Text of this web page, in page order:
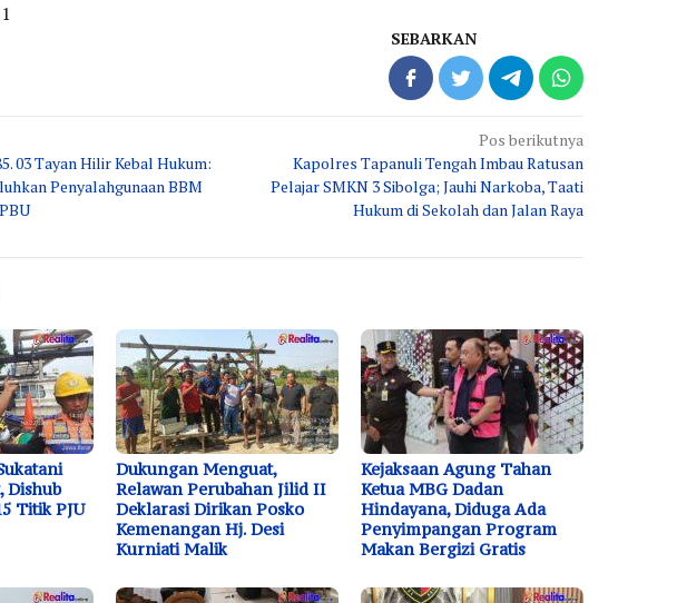
SEBARKAN
03 Tayan Hilir Kebal Hukum:
Penyalahgunaan BBM
Pos berikutnya
Kapolres Tapanuli Tengah Imbau Ratusan
Pelajar SMKN 3 Sibolga; Jauhi Narkoba, Taati
Hukum di Sekolah dan Jalan Raya
Dishub
Titik PJU
Dukungan Menguat,
Relawan Perubahan Jilid II
Deklarasi Dirikan Posko
Kemenangan Hj. Desi
Kurniati Malik
Kejaksaan Agung Tahan
Ketua MBG Dadan
Hindayana, Diduga Ada
Penyimpangan Program
Makan Bergizi Gratis